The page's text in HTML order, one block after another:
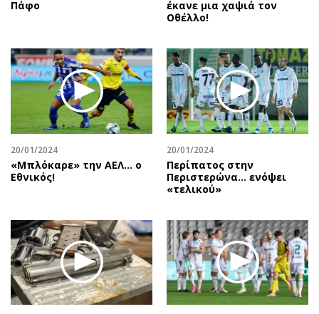
Πάφο
έκανε μια χαψιά τον
Οθέλλο!
20/01/2024
«Μπλόκαρε» την ΑΕΛ… ο
Εθνικός!
20/01/2024
Περίπατος στην
Περιστερώνα… ενόψει
«τελικού»